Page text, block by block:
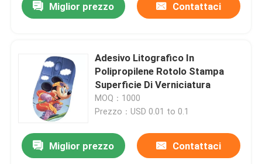
Miglior prezzo Contattaci
Adesivo Litografico In
Polipropilene Rotolo Stampa
Superficie Di Verniciatura
MOQ：1000
Prezzo：USD 0.01 to 0.1
Miglior prezzo Contattaci